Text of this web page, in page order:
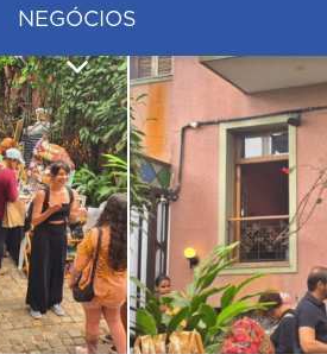
NEGÓCIOS